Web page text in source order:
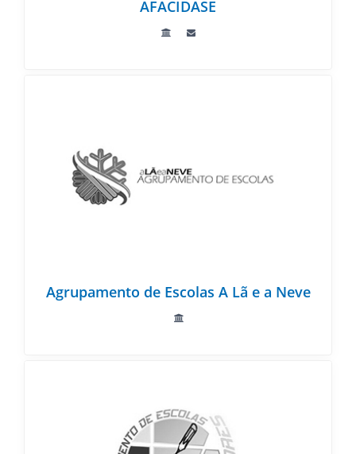
AFACIDASE
Agrupamento de Escolas A Lã e a Neve